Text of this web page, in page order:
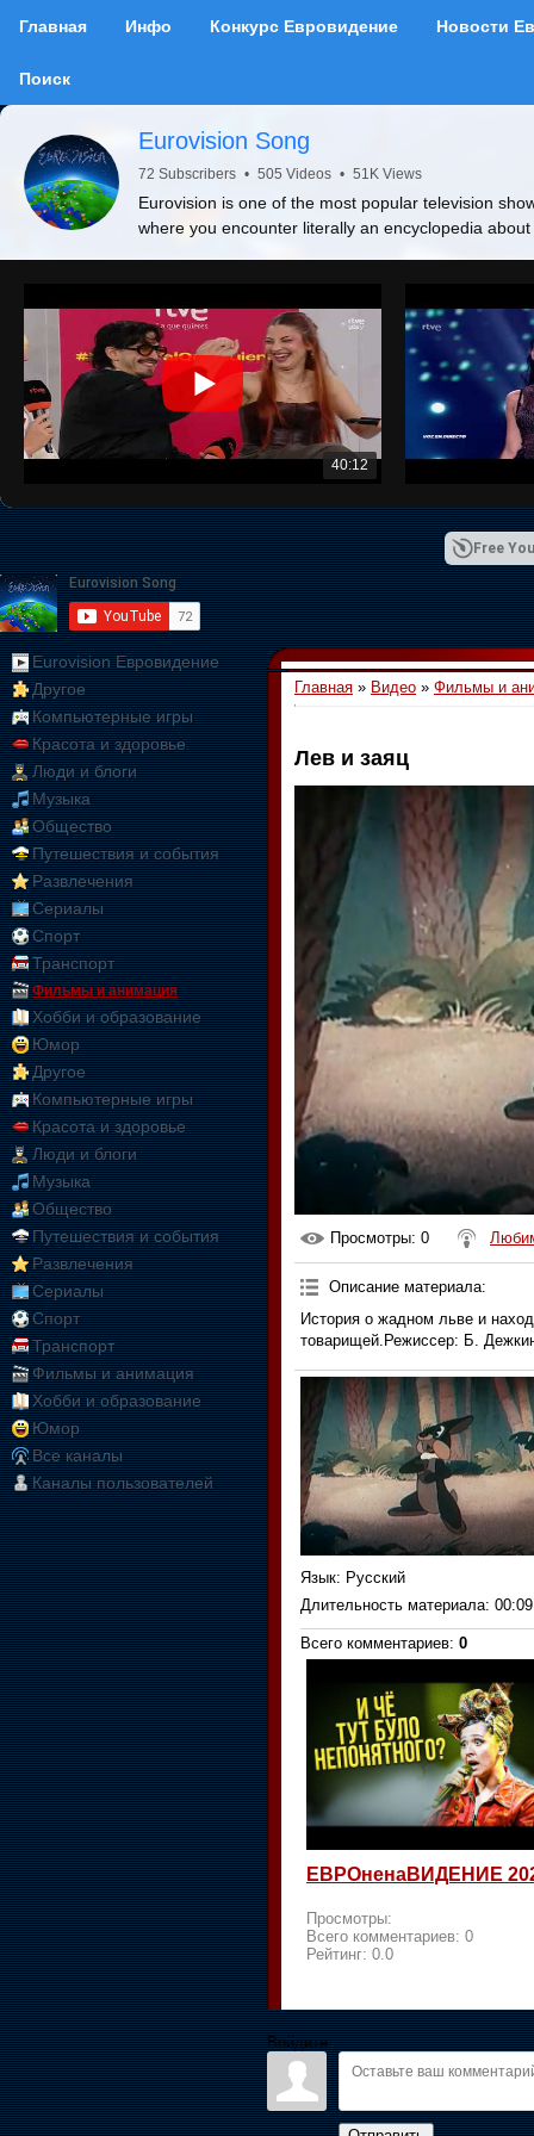
Главная Инфо Конкурс Евровидение Новости
Поиск
Eurovision Song
72 Subscribers • 505 Videos • 51K Views
Eurovision is one of the most popular television
where you encounter literally an encyclopedia
40:12
Free
Eurovision Евровидение
Другое
Компьютерные игры
Красота и здоровье
Люди и блоги
Музыка
Общество
Путешествия и события
Развлечения
Сериалы
Спорт
Транспорт
Фильмы и анимация
Хобби и образование
Юмор
Другое
Компьютерные игры
Красота и здоровье
Люди и блоги
Музыка
Общество
Путешествия и события
Развлечения
Сериалы
Спорт
Транспорт
Фильмы и анимация
Хобби и образование
Юмор
Все каналы
Каналы пользователей
Главная » Видео » Фильмы и
Лев и заяц
Просмотры: 0
Описание материала:
История о жадном льве и
товарищей.Режиссер: Б.
Язык: Русский
Длительность материала:
Всего комментариев: 0
ЕВРОненаВИДЕНИЕ
Просмотры:
Всего комментариев: 0
Рейтинг: 0.0
Войдите: